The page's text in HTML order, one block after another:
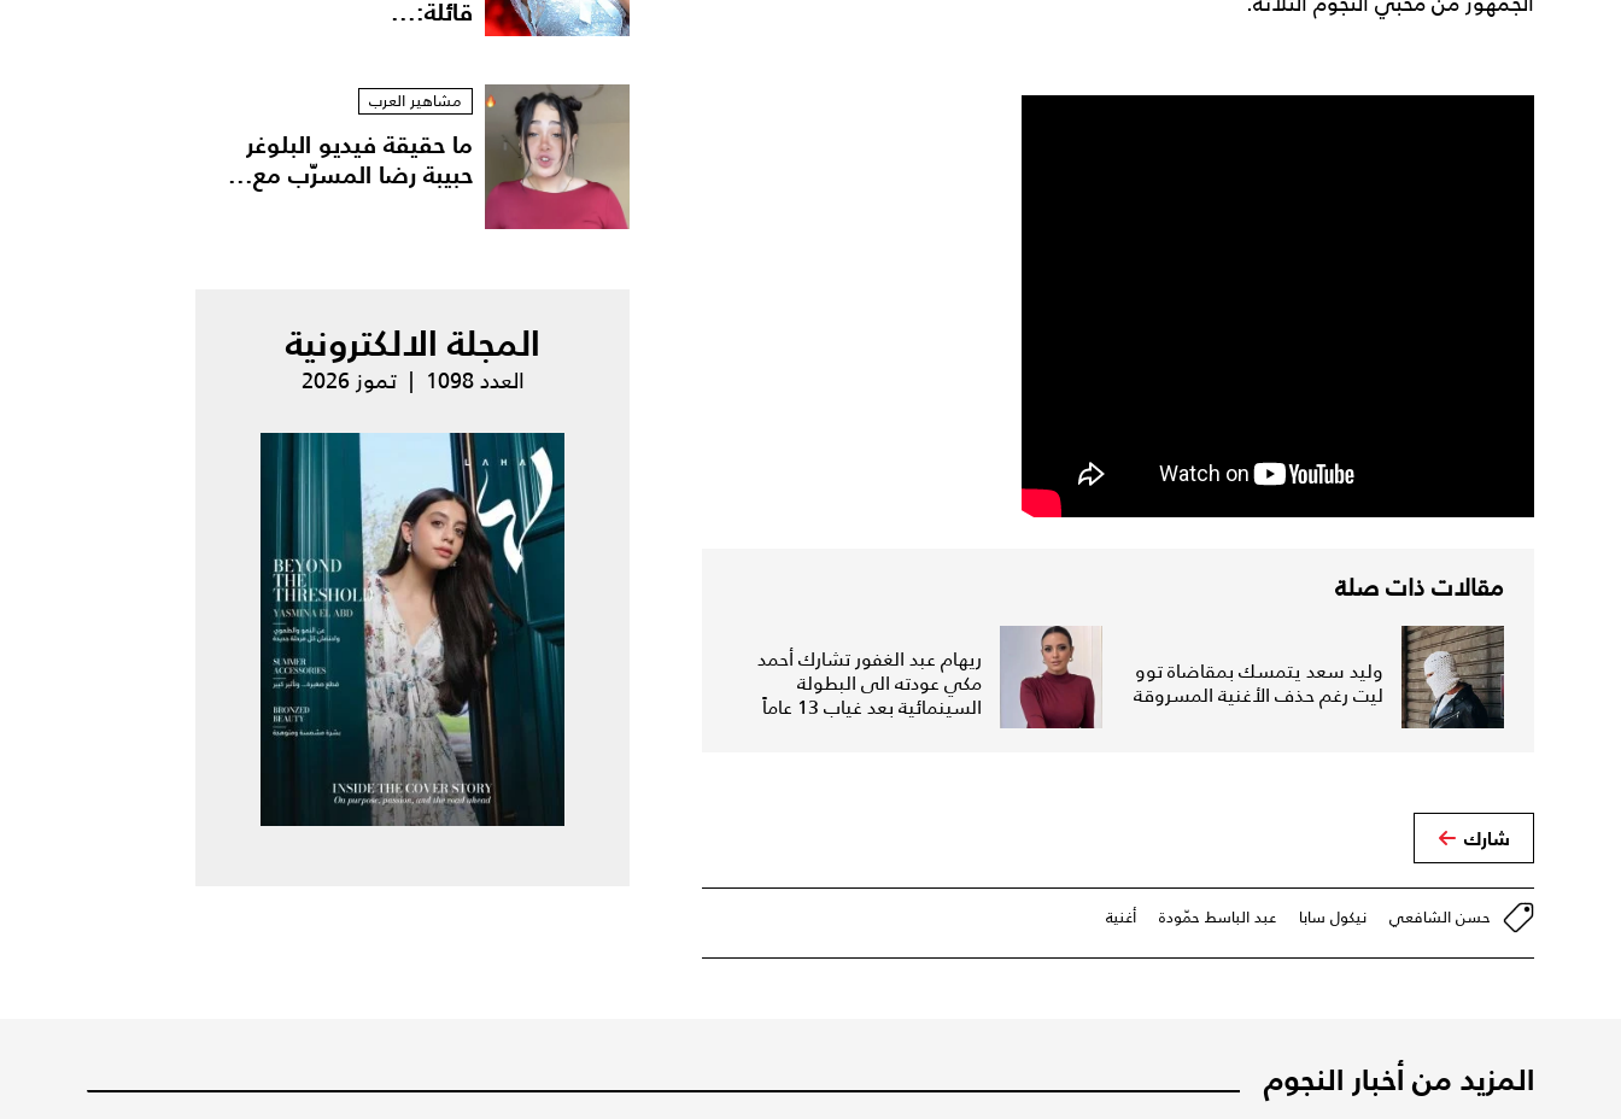
مقالات ذات صلة
وليد سعد يتمسك بمقاضاة توو
ليت رغم حذف الأغنية المسروقة
ريهام عبد الغفور تشارك أحمد
مكي عودته الى البطولة
السينمائية بعد غياب 13 عاماً
شارك
حسن الشافعي نيكول سابا عبد الباسط حمّودة أغنية
قائلة:...
مشاهير العرب
ما حقيقة فيديو البلوغر
حبيبة رضا المسرّب مع...
المجلة الالكترونية
العدد 1098 | تموز 2026
المزيد من أخبار النجوم